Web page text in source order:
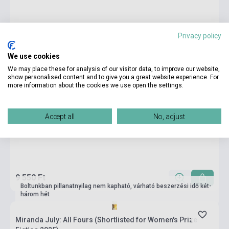
9 550 Ft
Boltunkban pillanatnyilag nem kapható, várható beszerzési idő két-
három hét
Miranda July: All Fours (Shortlisted for Women's Prize
Privacy policy
We use cookies
We may place these for analysis of our visitor data, to improve our website,
show personalised content and to give you a great website experience. For
more information about the cookies we use open the settings.
Accept all No, adjust